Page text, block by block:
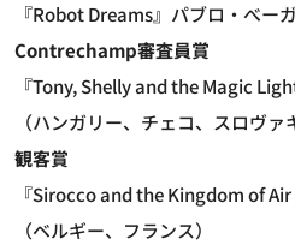
『Robot Dreams』パブロ・べー
Contrechamp審査員賞
『Tony, Shelly and the Magic
（ハンガリー、チェコ、スロヴァ
観客賞
『Sirocco and the Kingdom of
（ベルギー、フランス）